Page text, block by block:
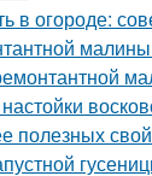
в огороде:
полезных